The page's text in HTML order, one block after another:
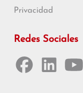
Privacidad
Redes Sociales